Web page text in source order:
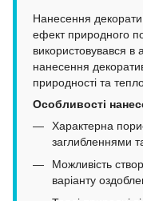
Нанесення
ефект природного
використовувався в
нанесення
природності та
Особливості
Характерна
заглибленнями
Можливість
варіанту